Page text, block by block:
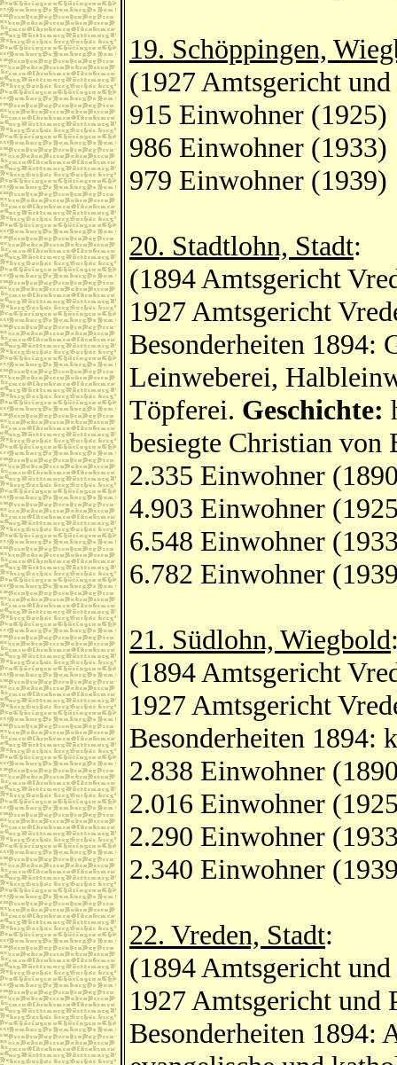
19. Schöppingen,
(1927 Amtsgericht
915 Einwohner (1925)
986 Einwohner (1933)
979 Einwohner (1939)
20. Stadtlohn, Stadt:
(1894 Amtsgericht
1927 Amtsgericht
Besonderheiten 1894:
Leinweberei,
Töpferei. Geschichte:
besiegte Christian von
2.335 Einwohner
4.903 Einwohner
6.548 Einwohner
6.782 Einwohner
21. Südlohn, Wiegbold
(1894 Amtsgericht
1927 Amtsgericht
Besonderheiten 1894:
2.838 Einwohner
2.016 Einwohner
2.290 Einwohner
2.340 Einwohner
22. Vreden, Stadt:
(1894 Amtsgericht und
1927 Amtsgericht und
Besonderheiten 1894: